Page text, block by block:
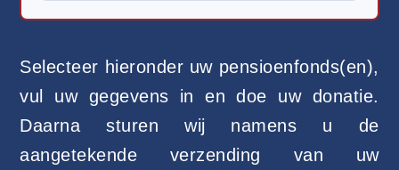
Selecteer hieronder uw pensioenfonds(en),
vul uw gegevens in en doe uw donatie.
Daarna sturen wij namens u de
aangetekende verzending van uw